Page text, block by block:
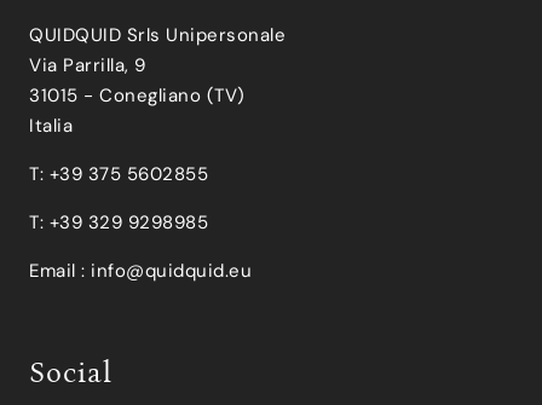
QUIDQUID Srls Unipersonale
Via Parrilla, 9
31015 - Conegliano (TV)
Italia
T: +39 375 5602855
T: +39 329 9298985
Email : info@quidquid.eu
Social